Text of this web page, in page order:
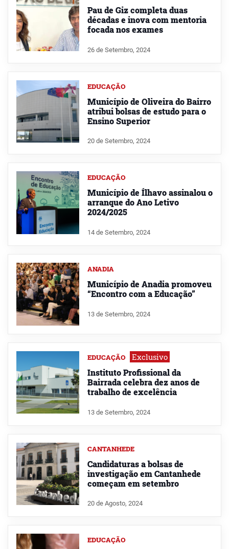
Pau de Giz completa duas
décadas e inova com mentoria
focada nos exames
26 de Setembro, 2024
EDUCAÇÃO
Município de Oliveira do Bairro
atribui bolsas de estudo para o
Ensino Superior
20 de Setembro, 2024
EDUCAÇÃO
Município de Ílhavo assinalou o
arranque do Ano Letivo
2024/2025
14 de Setembro, 2024
ANADIA
Município de Anadia promoveu
“Encontro com a Educação”
13 de Setembro, 2024
EDUCAÇÃO Exclusivo
Instituto Profissional da
Bairrada celebra dez anos de
trabalho de excelência
13 de Setembro, 2024
CANTANHEDE
Candidaturas a bolsas de
investigação em Cantanhede
começam em setembro
20 de Agosto, 2024
EDUCAÇÃO